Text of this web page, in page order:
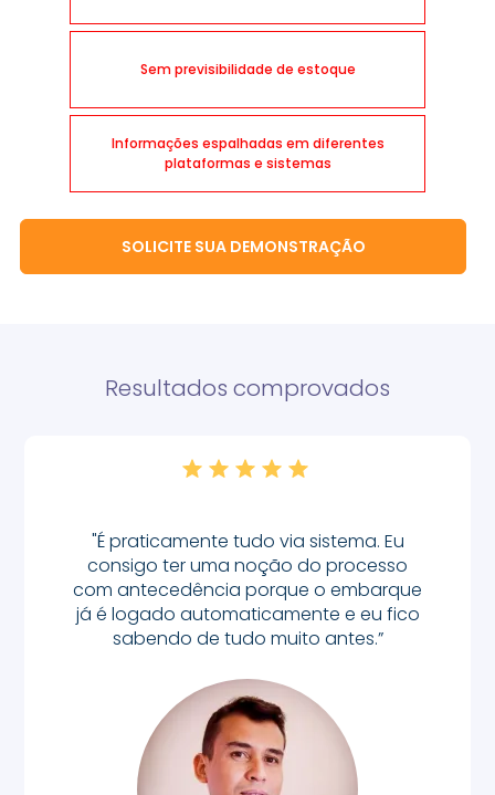
Sem previsibilidade de estoque
Informações espalhadas em diferentes
plataformas e sistemas
SOLICITE SUA DEMONSTRAÇÃO
Resultados comprovados
"É praticamente tudo via sistema. Eu
consigo ter uma noção do processo
com antecedência porque o embarque
já é logado automaticamente e eu fico
sabendo de tudo muito antes.”